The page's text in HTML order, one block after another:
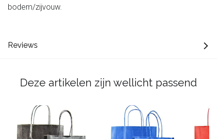
bodem/zijvouw.
Reviews
Deze artikelen zijn wellicht passend